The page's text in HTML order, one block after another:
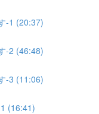
-1 (20:37)
-2 (46:48)
-3 (11:06)
(16:41)